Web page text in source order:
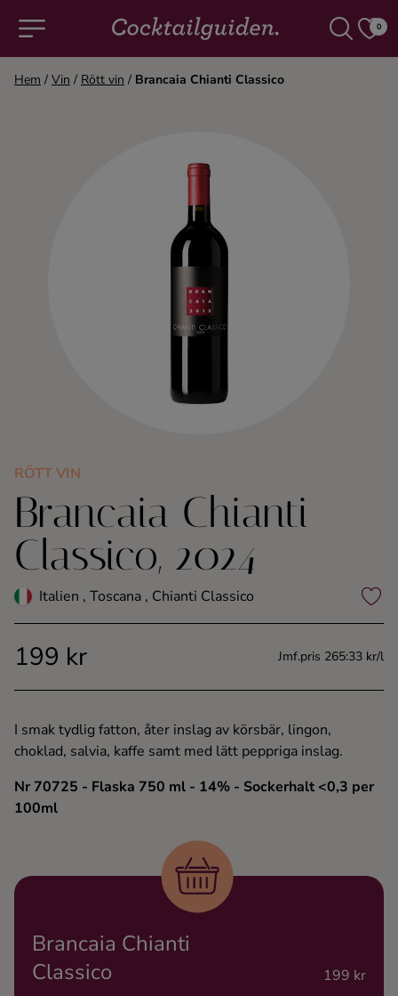
0
Alla cocktails & drinkar
Konjak
Likör
Rom
Tequila
Hem / Vin / Rött vin / Brancaia Chianti Classico
RÖTT VIN
Brancaia Chianti
Classico, 2024
Italien , Toscana , Chianti Classico
199 kr Jmf.pris 265:33 kr/l
I smak tydlig fatton, åter inslag av körsbär, lingon,
choklad, salvia, kaffe samt med lätt peppriga inslag.
Nr 70725 - Flaska 750 ml - 14% - Sockerhalt <0,3 per
100ml
Brancaia Chianti
Classico
199 kr